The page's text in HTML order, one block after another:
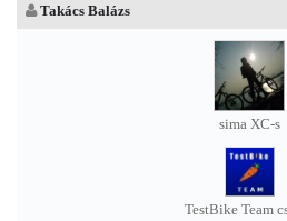
Takács Balázs
sima XC-s
TestBike Team